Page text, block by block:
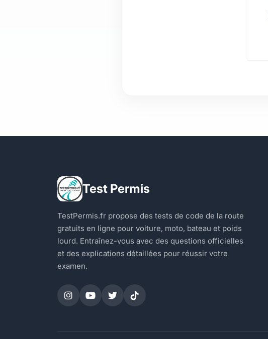
Test Permis
TestPermis.fr propose des tests de code de la route
gratuits en ligne pour voiture, moto, bateau et poids
lourd. Entraînez-vous avec des questions officielles
et des explications détaillées pour réussir votre
examen.